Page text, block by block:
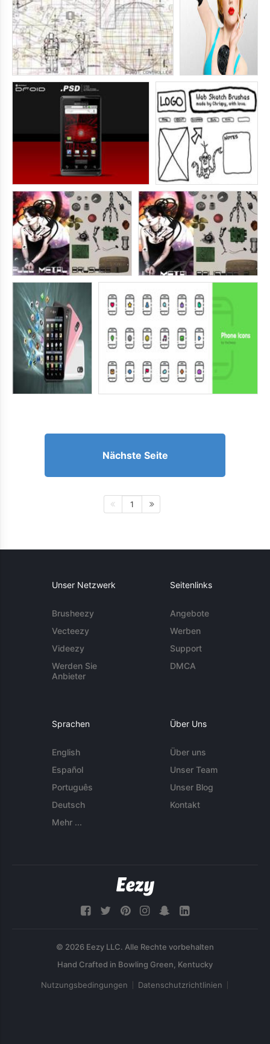
Nächste Seite
1
Unser Netzwerk
Brusheezy
Vecteezy
Videezy
Werden Sie
Anbieter
Seitenlinks
Angebote
Werben
Support
DMCA
Sprachen
English
Español
Português
Deutsch
Mehr ...
Über Uns
Über uns
Unser Team
Unser Blog
Kontakt
© 2026 Eezy LLC. Alle Rechte vorbehalten
Nutzungsbedingungen Datenschutzrichtlinien